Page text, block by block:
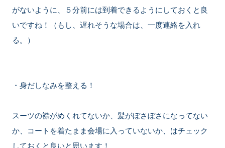
がないように、５分前には到着できるようにしておくと良
いですね！（もし、遅れそうな場合は、一度連絡を入れ
る。）
・身だしなみを整える！
スーツの襟がめくれてないか、髪がぼさぼさになってない
か、コートを着たまま会場に入っていないか、はチェック
しておくと良いと思います！